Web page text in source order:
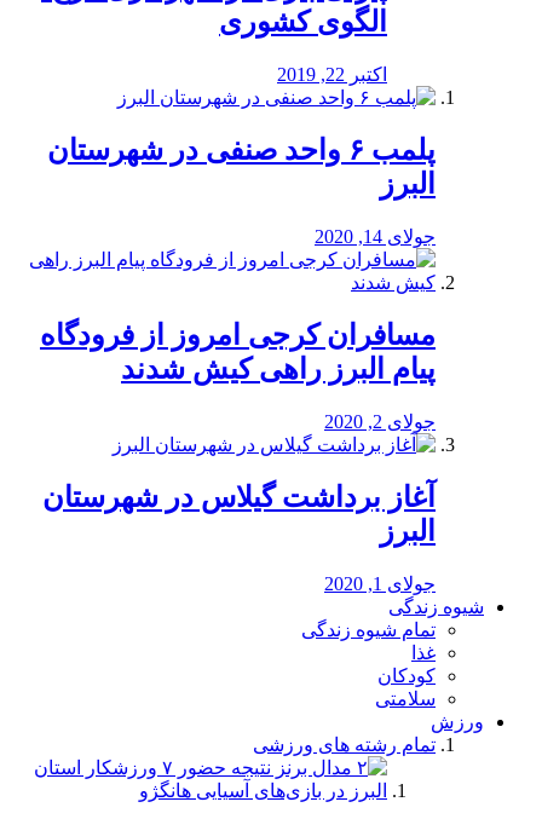
الگوی کشوری
اکتبر 22, 2019
پلمب ۶ واحد صنفی در شهرستان
البرز
جولای 14, 2020
مسافران کرجی امروز از فرودگاه
پیام البرز راهی کیش شدند
جولای 2, 2020
آغاز برداشت گیلاس در شهرستان
البرز
جولای 1, 2020
شیوه زندگی
تمام شیوه زندگی
غذا
کودکان
سلامتی
ورزش
تمام رشته های ورزشی